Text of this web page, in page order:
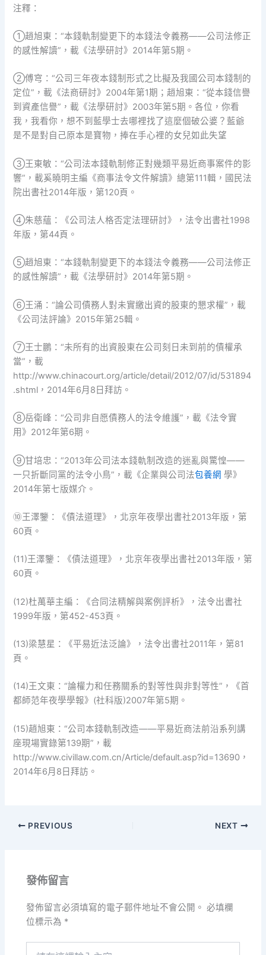
注釋：
①趙旭東：“本錢軌制變更下的本錢法令義務——公司法修正
的感性解讀”，載《法學研討》2014年第5期。
②傅穹：“公司三年夜本錢制形式之比擬及我國公司本錢制的
定位”，載《法商研討》2004年第1期；趙旭東：“從本錢信譽
到資產信譽”，載《法學研討》2003年第5期。各位，你看
我，我看你，想不到藍學士去哪裡找了這麼個破公婆？藍爺
是不是對自己原本是寶物，捧在手心裡的女兒如此失望
③王東敏：“公司法本錢軌制修正對幾類平易近商事案件的影
響”，載奚曉明主編《商事法令文件解讀》總第111輯，國民法
院出書社2014年版，第120頁。
④朱慈蘊：《公司法人格否定法理研討》，法令出書社1998
年版，第44頁。
⑤趙旭東：“本錢軌制變更下的本錢法令義務——公司法修正
的感性解讀”，載《法學研討》2014年第5期。
⑥王涌：“論公司債務人對未實繳出資的股東的懇求權”，載
《公司法評論》2015年第25輯。
⑦王士鵬：“未所有的出資股東在公司刻日未到前的債權承
當”，載
http://www.chinacourt.org/article/detail/2012/07/id/531894
.shtml，2014年6月8日拜訪。
⑧岳衛峰：“公司非自愿債務人的法令維護”，載《法令實
用》2012年第6期。
⑨甘培忠：“2013年公司法本錢軌制改造的迷亂與驚惶——
一只折斷同黨的法令小鳥”，載《企業與公司法包養網 學》
2014年第七版媒介。
⑩王澤鑒：《債法道理》，北京年夜學出書社2013年版，第
60頁。
(11)王澤鑒：《債法道理》，北京年夜學出書社2013年版，第
60頁。
(12)杜萬華主編：《合同法精解與案例評析》，法令出書社
1999年版，第452-453頁。
(13)梁慧星：《平易近法泛論》，法令出書社2011年，第81
頁。
(14)王文東：“論權力和任務關系的對等性與非對等性”，《首
都師范年夜學學報》(社科版)2007年第5期。
(15)趙旭東：“公司本錢軌制改造——平易近商法前沿系列講
座現場實錄第139期”，載
http://www.civillaw.com.cn/Article/default.asp?id=13690，
2014年6月8日拜訪。
PREVIOUS NEXT
發佈留言
發佈留言必須填寫的電子郵件地址不會公開。 必填欄
位標示為 *